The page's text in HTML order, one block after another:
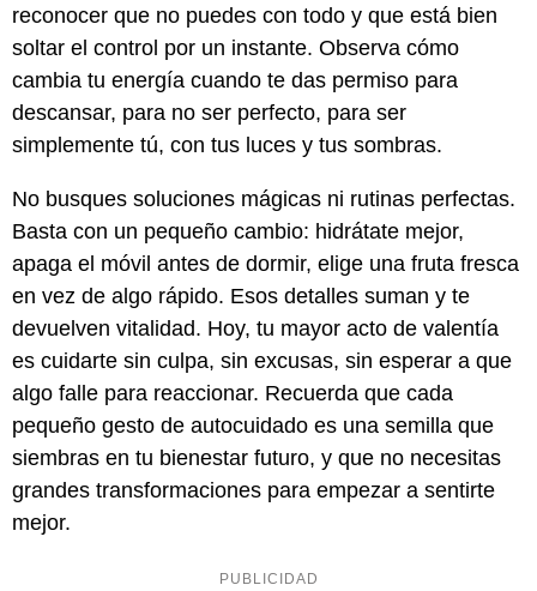
reconocer que no puedes con todo y que está bien
soltar el control por un instante. Observa cómo
cambia tu energía cuando te das permiso para
descansar, para no ser perfecto, para ser
simplemente tú, con tus luces y tus sombras.
No busques soluciones mágicas ni rutinas perfectas.
Basta con un pequeño cambio: hidrátate mejor,
apaga el móvil antes de dormir, elige una fruta fresca
en vez de algo rápido. Esos detalles suman y te
devuelven vitalidad. Hoy, tu mayor acto de valentía
es cuidarte sin culpa, sin excusas, sin esperar a que
algo falle para reaccionar. Recuerda que cada
pequeño gesto de autocuidado es una semilla que
siembras en tu bienestar futuro, y que no necesitas
grandes transformaciones para empezar a sentirte
mejor.